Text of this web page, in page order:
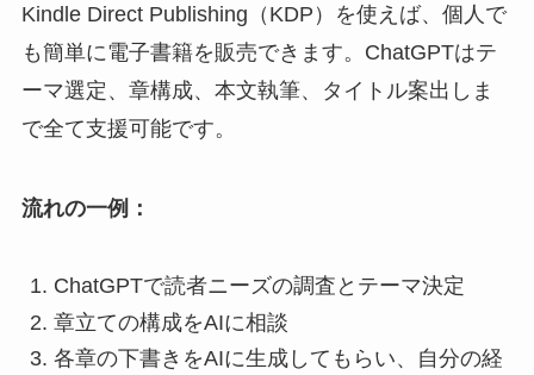
Kindle Direct Publishing（KDP）を使えば、個人で
も簡単に電子書籍を販売できます。ChatGPTはテ
ーマ選定、章構成、本文執筆、タイトル案出しま
で全て支援可能です。
流れの一例：
ChatGPTで読者ニーズの調査とテーマ決定
章立ての構成をAIに相談
各章の下書きをAIに生成してもらい、自分の経